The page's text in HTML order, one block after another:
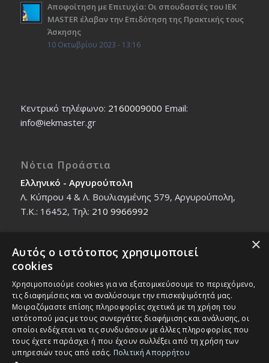
Αποφοίτηση με Επιτυχία: Οι σπουδαστές του ΙΕΚ
ΜΑSTER έλαβαν την Επιδότηση της Πρακτικής τους
Άσκησης
10 Οκτωβρίου 2023 - 13:16
Κεντρικό τηλέφωνο: 2160009000 Εmail:
info@iekmaster.gr
Νότια Προάστια
Ελληνικό - Αργυρούπολη
Λ. Κύπρου 4 & Λ. Βουλιαγμένης 579, Αργυρούπολη,
T.K.: 16452, Τηλ: 210 9966992
Βόρεια Προάστια
Νέο Ηράκλειο - Μαρούσι
Ζαλοκώστα 18 & Εμμανουήλ Παπαδάκη 12, T.K.:
14121, Τηλ:210 2712588
×
Αυτός ο ιστότοπος χρησιμοποιεί
cookies
Χρησιμοποιούμε cookies για να εξατομικεύσουμε το περιεχόμενο,
τις διαφημίσεις και να αναλύσουμε την επισκεψιμότητά μας.
Μοιραζόμαστε επίσης πληροφορίες σχετικά με τη χρήση του
ιστότοπού μας με τους συνεργάτες διαφήμισης και ανάλυσης, οι
οποίοι ενδέχεται να τις συνδυάσουν με άλλες πληροφορίες που
τους έχετε παράσχει ή που έχουν συλλέξει από τη χρήση των
υπηρεσιών τους από εσάς. Πολιτική Απορρήτου